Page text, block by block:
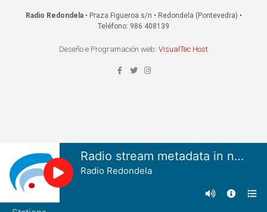
Radio Redondela• Praza Figueroa s/n • Redondela (Pontevedra) •
Teléfono: 986 408139
Deseño e Programación web: VisualTec Host
Radio stream metadata in not available.
Radio Redondela